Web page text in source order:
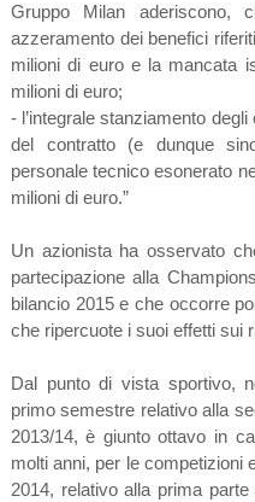
Gruppo Milan aderiscono,
azzeramento dei benefici
milioni di euro e la mancata
milioni di euro;
- l’integrale stanziamento
del contratto (e dunque
personale tecnico esonerato
milioni di euro.”
Un azionista ha osservato
partecipazione alla
bilancio 2015 e che occorre
che ripercuote i suoi effetti sui
Dal punto di vista sportivo,
primo semestre relativo alla
2013/14, è giunto ottavo in
molti anni, per le competizioni
2014, relativo alla prima